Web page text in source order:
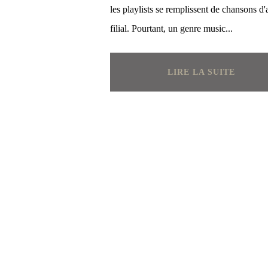
les playlists se remplissent de chansons
filial. Pourtant, un genre music...
LIRE LA SUITE